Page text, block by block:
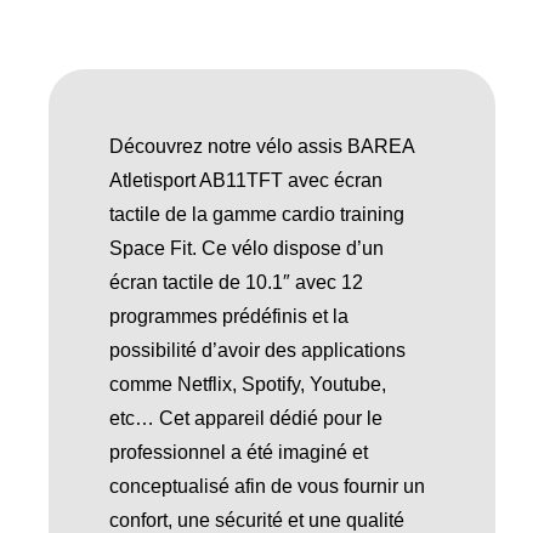
Découvrez notre vélo assis BAREA
Atletisport AB11TFT avec écran
tactile de la gamme cardio training
Space Fit. Ce vélo dispose d’un
écran tactile de 10.1″ avec 12
programmes prédéfinis et la
possibilité d’avoir des applications
comme Netflix, Spotify, Youtube,
etc… Cet appareil dédié pour le
professionnel a été imaginé et
conceptualisé afin de vous fournir un
confort, une sécurité et une qualité